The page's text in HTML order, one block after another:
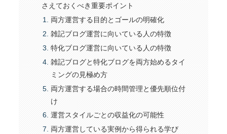
さえておくべき重要ポイント
両方運営する目的とゴールの明確化
雑記ブログ運営に向いている人の特徴
特化ブログ運営に向いている人の特徴
雑記ブログと特化ブログを両方始めるタイ
ミングの見極め方
両方運営する場合の時間管理と優先順位付
け
運営スタイルごとの収益化の可能性
両方運営している実例から得られる学び